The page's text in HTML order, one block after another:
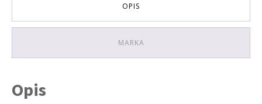
OPIS
MARKA
Opis